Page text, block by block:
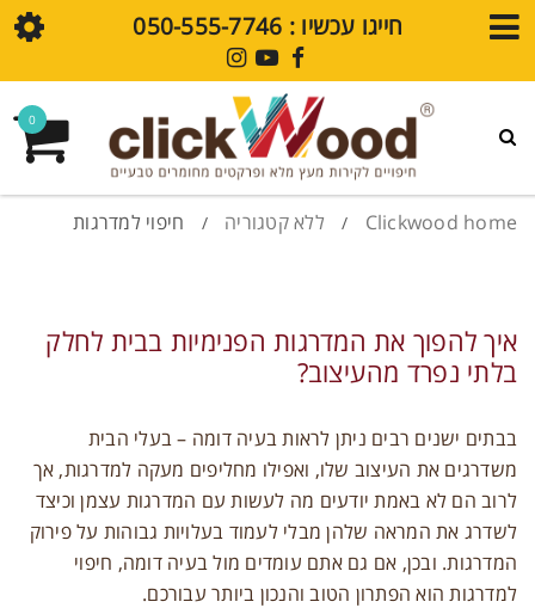
גלריית עיצובים
פרקט SPC
מדיה
שאלות נפוצות
תקני איכות
חייגו עכשיו : ⁦050-555-7746⁩
0
Clickwood home
/ ללא קטגוריה / חיפוי למדרגות
איך להפוך את המדרגות הפנימיות בבית לחלק
בלתי נפרד מהעיצוב?
בבתים ישנים רבים ניתן לראות בעיה דומה – בעלי הבית
משדרגים את העיצוב שלו, ואפילו מחליפים מעקה למדרגות, אך
לרוב הם לא באמת יודעים מה לעשות עם המדרגות עצמן וכיצד
לשדרג את המראה שלהן מבלי לעמוד בעלויות גבוהות על פירוק
המדרגות. ובכן, אם גם אתם עומדים מול בעיה דומה, חיפוי
למדרגות הוא הפתרון הטוב והנכון ביותר עבורכם.